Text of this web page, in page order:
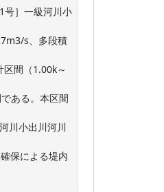
号］一級河川小
s、多段積
間（1.00k～
ある。本区間
川小出川河川
保による堤内